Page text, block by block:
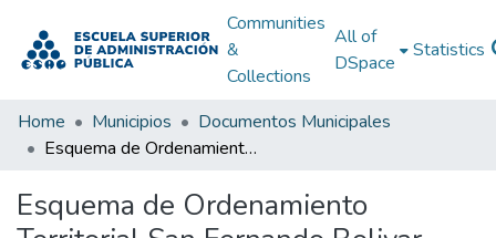
Communities
&
Collections
All of
DSpace
Statistics
Home Municipios
Documentos Municipales
Esquema de Ordenamiento Territorial San Fernando Bolivar 2001: EOT San Fernando Bolivar 2001
Esquema de Ordenamiento